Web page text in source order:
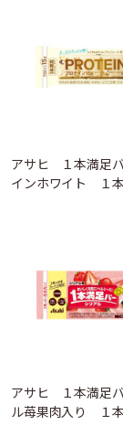
アサヒ １本満足
インホワイト １
アサヒ １本満足
ル苺果肉入り １